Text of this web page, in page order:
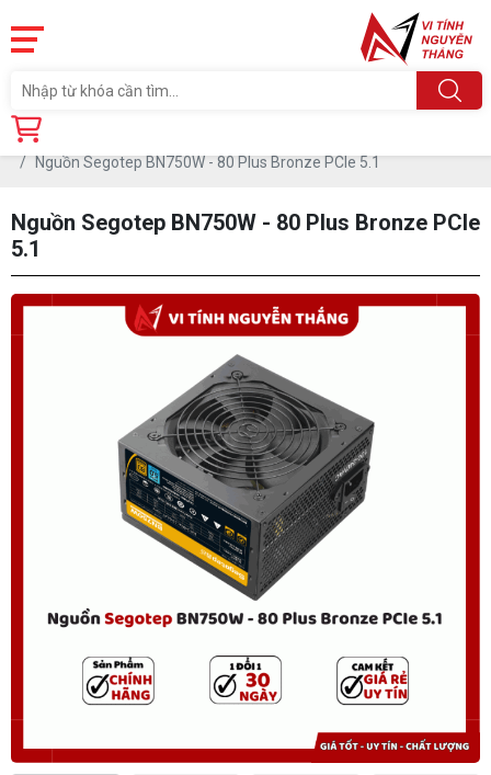
Trang chủ
Nguồn Segotep BN750W - 80 Plus Bronze PCIe 5.1
Nguồn Segotep BN750W - 80 Plus Bronze PCIe
5.1